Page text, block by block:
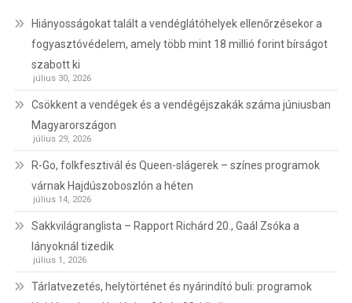
Hiányosságokat talált a vendéglátóhelyek ellenőrzésekor a
fogyasztóvédelem, amely több mint 18 millió forint bírságot
szabott ki
július 30, 2026
Csökkent a vendégek és a vendégéjszakák száma júniusban
Magyarországon
július 29, 2026
R-Go, folkfesztivál és Queen-slágerek – színes programok
várnak Hajdúszoboszlón a héten
július 14, 2026
Sakkvilágranglista – Rapport Richárd 20., Gaál Zsóka a
lányoknál tizedik
július 1, 2026
Tárlatvezetés, helytörténet és nyárindító buli: programok